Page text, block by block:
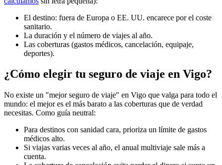
El destino: fuera de Europa o EE. UU. encarece por el coste
sanitario.
La duración y el número de viajes al año.
Las coberturas (gastos médicos, cancelación, equipaje,
deportes).
¿Cómo elegir tu seguro de viaje en Vigo?
No existe un "mejor seguro de viaje" en Vigo que valga para todo el
mundo: el mejor es el más barato a las coberturas que de verdad
necesitas. Como guía neutral:
Para destinos con sanidad cara, prioriza un límite de gastos
médicos alto.
Si viajas varias veces al año, el anual multiviaje sale más a
cuenta.